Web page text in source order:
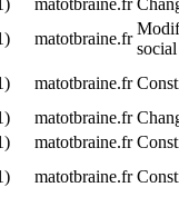
matotbraine.fr
matotbraine.fr
social
matotbraine.fr
matotbraine.fr
matotbraine.fr
matotbraine.fr